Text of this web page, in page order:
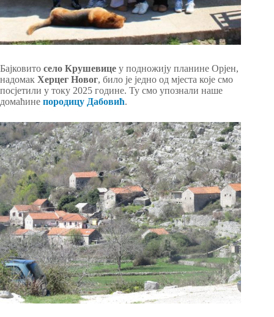
Бајковито село Крушевице у подножију планине Орјен,
надомак Херцег Новог, било је једно од мјеста које смо
посјетили у току 2025 године. Ту смо упознали наше
домаћине породицу Дабовић.